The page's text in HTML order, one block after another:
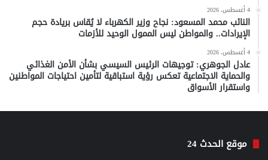
4 أغسطس، 2026
النائب محمد المسعود: نجاح وزير الكهرباء لا يُقاس بريادة حجم
الإيرادات.. والمواطن ليس الممول الوحيد للأزمات
4 أغسطس، 2026
عادل الجوهري: توجيهات الرئيس السيسي بشأن الأمن الغذائي
والحماية الاجتماعية تعكس رؤية استباقية لتأمين احتياجات المواطنين
واستقرار الأسواق
موقع الحدث 24